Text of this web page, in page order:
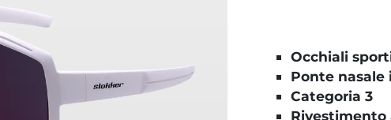
Occhiali
Ponte nasale
Categoria 3